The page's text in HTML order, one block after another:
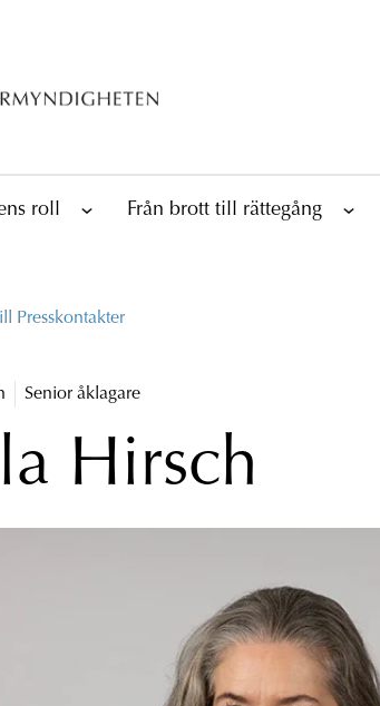
roll Från brott till rättegång
Presskontakter
Senior åklagare
Hirsch